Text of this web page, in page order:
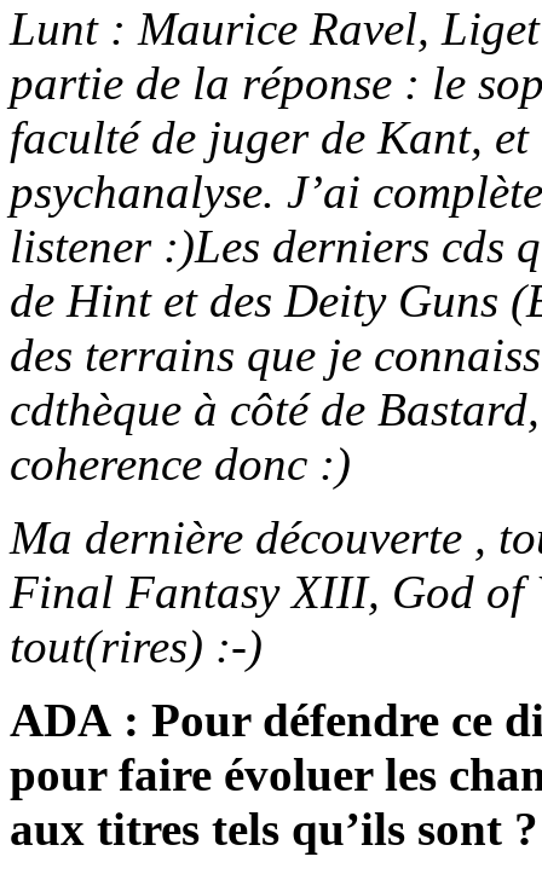
Lunt : Maurice Ravel,
partie de la réponse : le
faculté de juger de Kant,
psychanalyse. J’ai
listener :)Les derniers cds
de Hint et des Deity Guns
des terrains que je
cdthèque à côté de
coherence donc :)
Ma dernière découverte ,
Final Fantasy XIII, God of
tout(rires) :-)
ADA : Pour défendre ce
pour faire évoluer les
aux titres tels qu’ils sont ?